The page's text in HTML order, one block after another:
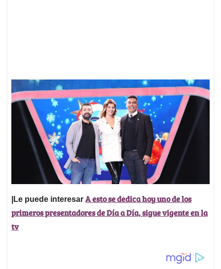
|Le puede interesar A esto se dedica hoy uno de los
primeros presentadores de Día a Día, sigue vigente en la
tv